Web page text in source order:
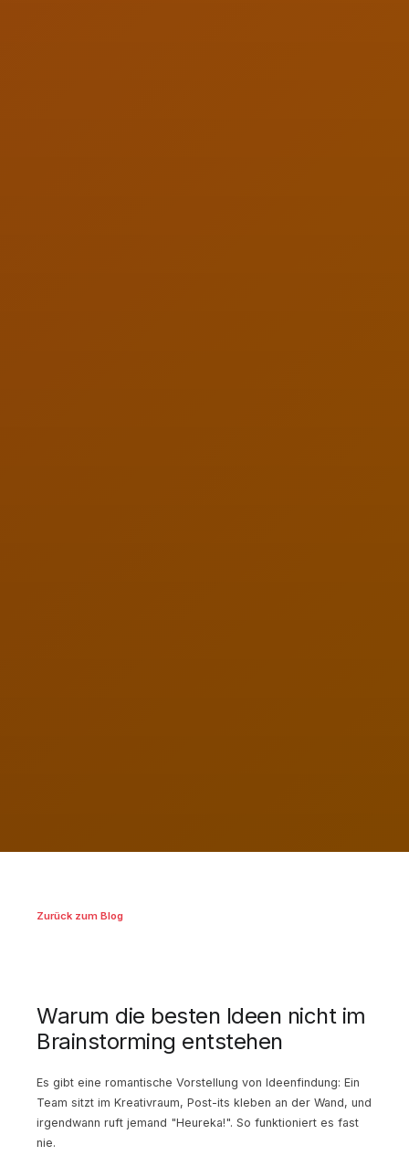
Zurück zum Blog
Warum die besten Ideen nicht im
Brainstorming entstehen
Es gibt eine romantische Vorstellung von Ideenfindung: Ein
Team sitzt im Kreativraum, Post-its kleben an der Wand, und
irgendwann ruft jemand "Heureka!". So funktioniert es fast
nie.